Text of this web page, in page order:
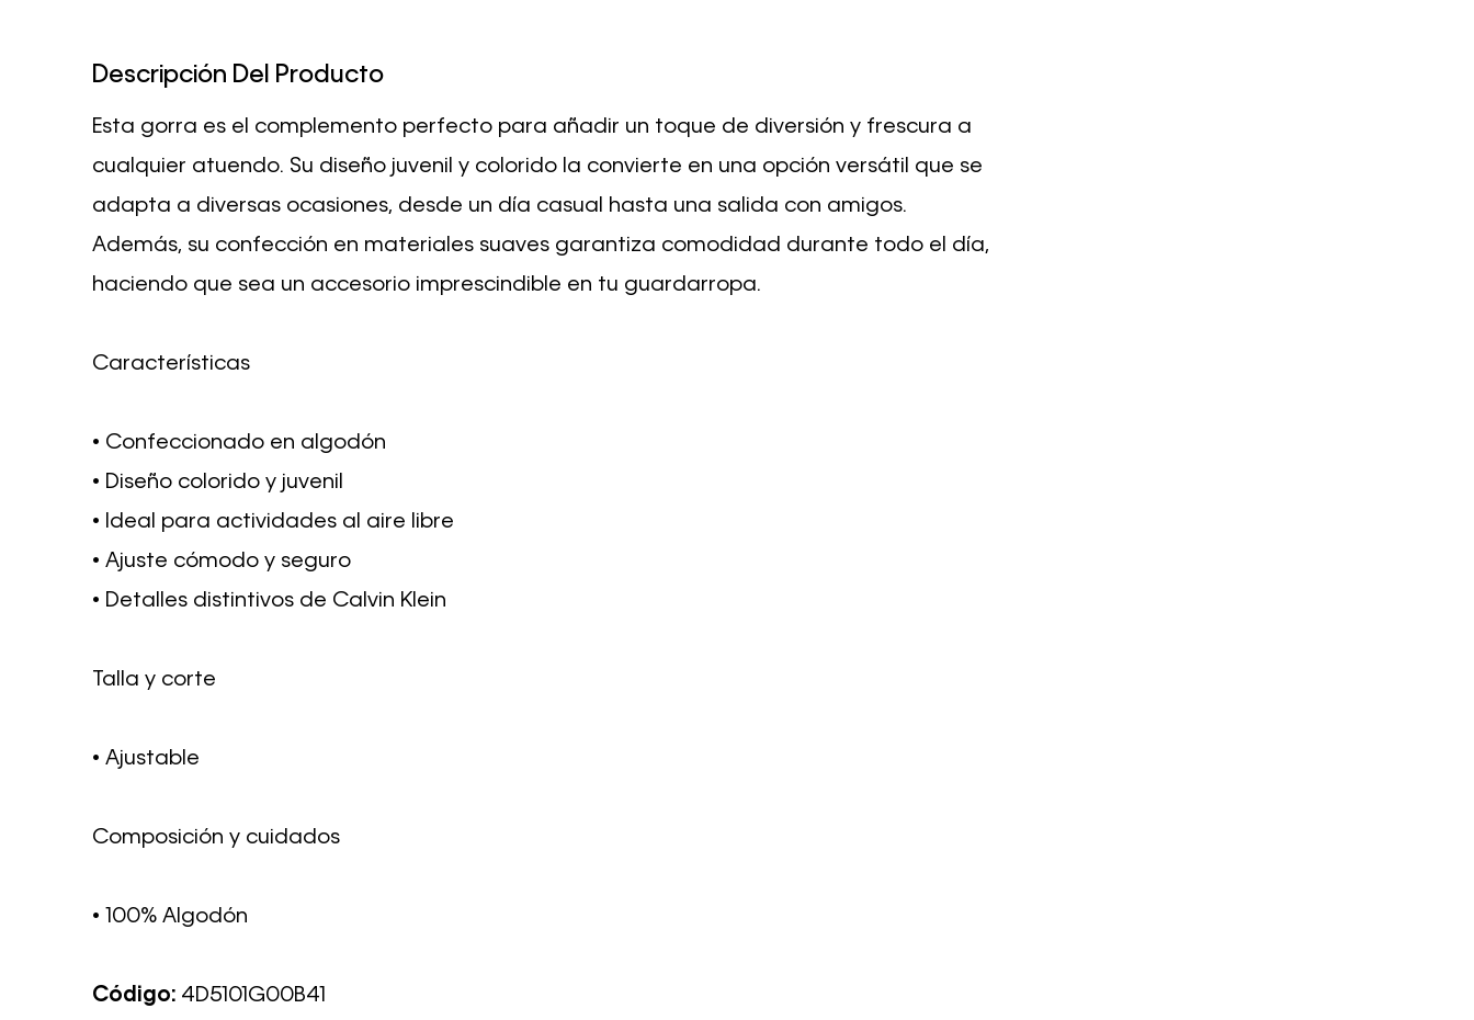
Descripción Del Producto
Esta gorra es el complemento perfecto para añadir un toque de diversión y frescura a
cualquier atuendo. Su diseño juvenil y colorido la convierte en una opción versátil que se
adapta a diversas ocasiones, desde un día casual hasta una salida con amigos.
Además, su confección en materiales suaves garantiza comodidad durante todo el día,
haciendo que sea un accesorio imprescindible en tu guardarropa.
Características
• Confeccionado en algodón
• Diseño colorido y juvenil
• Ideal para actividades al aire libre
• Ajuste cómodo y seguro
• Detalles distintivos de Calvin Klein
Talla y corte
• Ajustable
Composición y cuidados
• 100% Algodón
Código: 4D5101G00B41